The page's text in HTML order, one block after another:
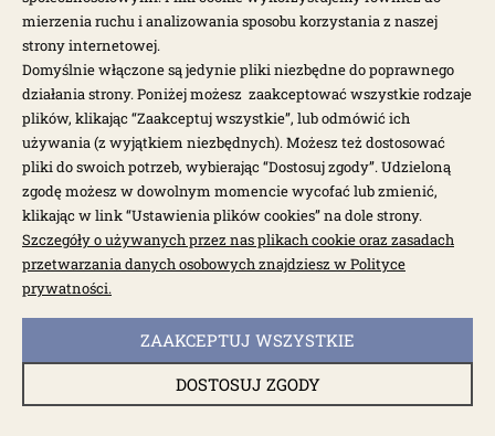
Uszczelka pod grill przedni T2
mierzenia ruchu i analizowania sposobu korzystania z naszej
strony internetowej.
Domyślnie włączone są jedynie pliki niezbędne do poprawnego
działania strony. Poniżej możesz zaakceptować wszystkie rodzaje
plików, klikając “Zaakceptuj wszystkie”, lub odmówić ich
używania (z wyjątkiem niezbędnych). Możesz też dostosować
pliki do swoich potrzeb, wybierając “Dostosuj zgody”. Udzieloną
zgodę możesz w dowolnym momencie wycofać lub zmienić,
klikając w link “Ustawienia plików cookies” na dole strony.
Szczegóły o używanych przez nas plikach cookie oraz zasadach
przetwarzania danych osobowych znajdziesz w Polityce
prywatności.
DOSTOSUJ ZGODY
ZAAKCEPTUJ WSZYSTKIE